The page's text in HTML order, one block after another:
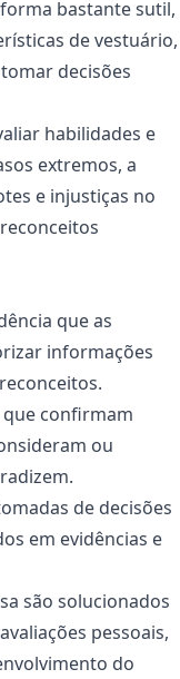
bastante sutil,
de vestuário,
decisões
habilidades e
extremos, a
e injustiças no
que as
informações
que confirmam
ou
de decisões
em evidências e
são solucionados
pessoais,
do